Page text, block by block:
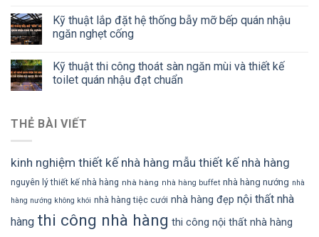
Kỹ thuật lắp đặt hệ thống bẫy mỡ bếp quán nhậu
ngăn nghẹt cống
Kỹ thuật thi công thoát sàn ngăn mùi và thiết kế
toilet quán nhậu đạt chuẩn
THẺ BÀI VIẾT
kinh nghiệm thiết kế nhà hàng mẫu thiết kế nhà hàng
nguyên lý thiết kế nhà hàng nhà hàng nhà hàng buffet nhà hàng nướng nhà
hàng nướng không khói nhà hàng tiệc cưới nhà hàng đẹp nội thất nhà
hàng thi công nhà hàng thi công nội thất nhà hàng